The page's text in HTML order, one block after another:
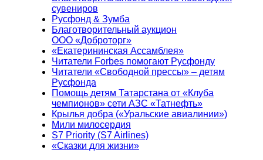
сувениров
Русфонд & Зумба
Благотворительный аукцион
ООО «Доброторг»
«Екатерининская Ассамблея»
Читатели Forbes помогают Русфонду
Читатели «Свободной прессы» – детям
Русфонда
Помощь детям Татарстана от «Клуба
чемпионов» сети АЗС «Татнефть»
Крылья добра («Уральские авиалинии»)
Мили милосердия
S7 Priority (S7 Airlines)
«Сказки для жизни»